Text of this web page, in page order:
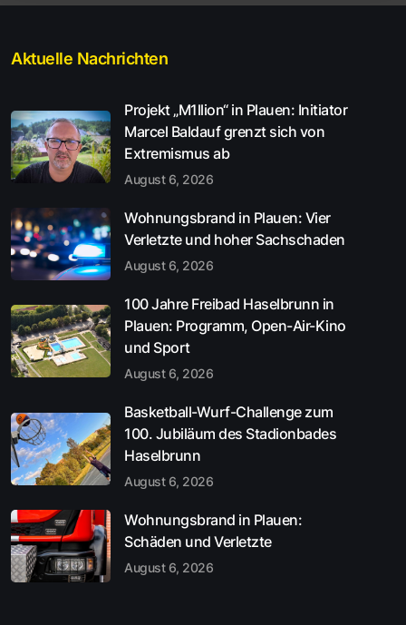
Aktuelle Nachrichten
Projekt „M1llion“ in Plauen: Initiator
Marcel Baldauf grenzt sich von
Extremismus ab
August 6, 2026
Wohnungsbrand in Plauen: Vier
Verletzte und hoher Sachschaden
August 6, 2026
100 Jahre Freibad Haselbrunn in
Plauen: Programm, Open-Air-Kino
und Sport
August 6, 2026
Basketball-Wurf-Challenge zum
100. Jubiläum des Stadionbades
Haselbrunn
August 6, 2026
Wohnungsbrand in Plauen:
Schäden und Verletzte
August 6, 2026